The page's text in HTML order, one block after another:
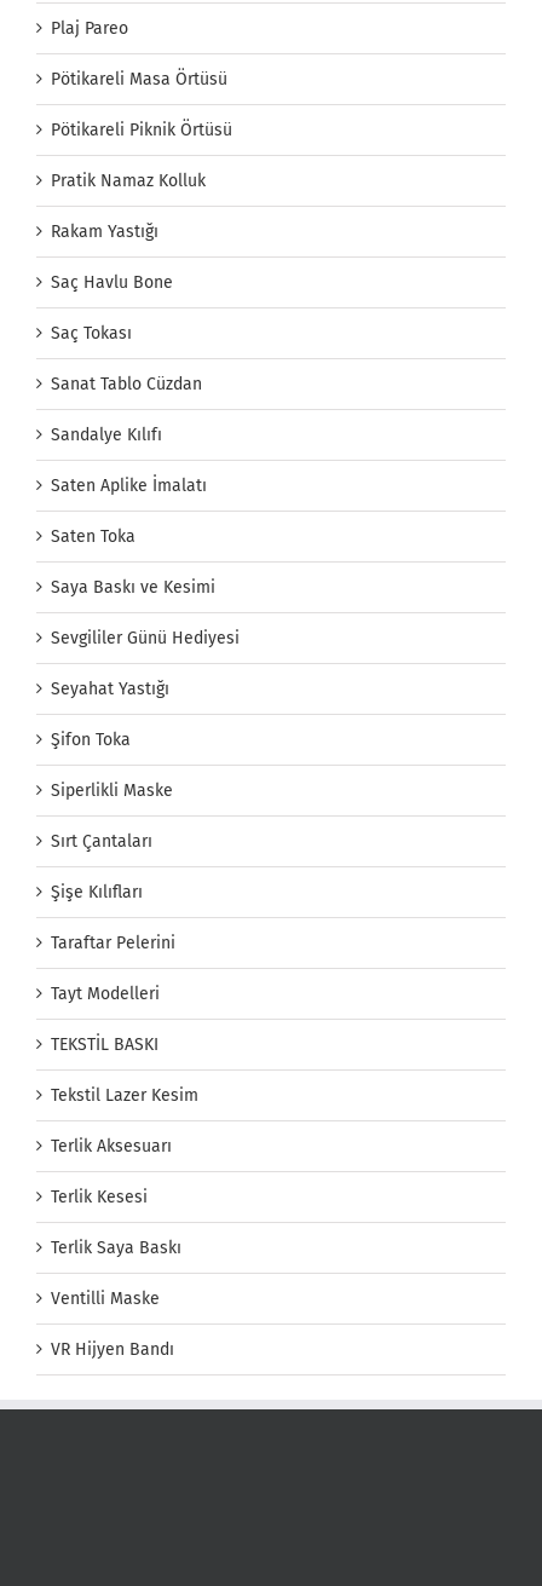
Plaj Pareo
Pötikareli Masa Örtüsü
Pötikareli Piknik Örtüsü
Pratik Namaz Kolluk
Rakam Yastığı
Saç Havlu Bone
Saç Tokası
Sanat Tablo Cüzdan
Sandalye Kılıfı
Saten Aplike İmalatı
Saten Toka
Saya Baskı ve Kesimi
Sevgililer Günü Hediyesi
Seyahat Yastığı
Şifon Toka
Siperlikli Maske
Sırt Çantaları
Şişe Kılıfları
Taraftar Pelerini
Tayt Modelleri
TEKSTİL BASKI
Tekstil Lazer Kesim
Terlik Aksesuarı
Terlik Kesesi
Terlik Saya Baskı
Ventilli Maske
VR Hijyen Bandı